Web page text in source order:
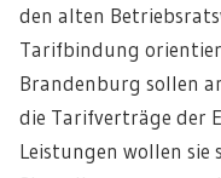
den alten
Tarifbindung
Brandenburg sollen
die Tarifverträge der
Leistungen wollen sie